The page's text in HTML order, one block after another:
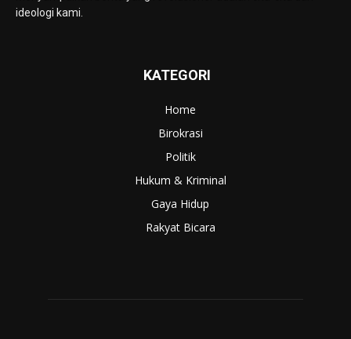
ideologi kami.
KATEGORI
Home
Birokrasi
Politik
Hukum & Kriminal
Gaya Hidup
Rakyat Bicara